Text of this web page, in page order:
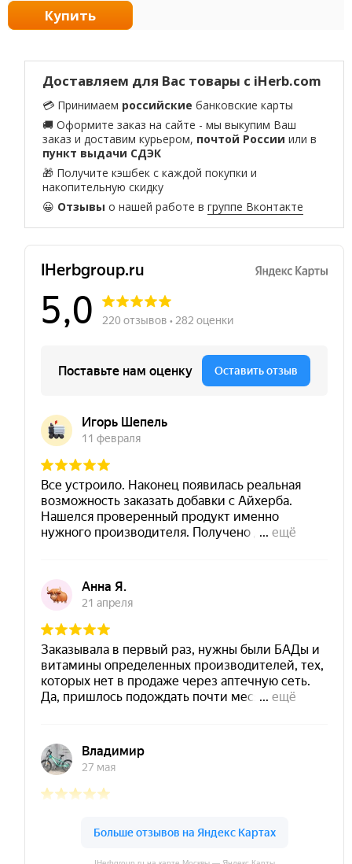
Купить
Доставляем для Вас товары с iHerb.com
💳 Принимаем российские банковские карты
🚚 Оформите заказ на сайте - мы выкупим Ваш
заказ и доставим курьером, почтой России или в
пункт выдачи СДЭК
🎁 Получите кэшбек с каждой покупки и
накопительную скидку
😀 Отзывы о нашей работе вгруппе Вконтакте